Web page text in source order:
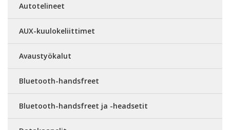
Autotelineet
AUX-kuulokeliittimet
Avaustyökalut
Bluetooth-handsfreet
Bluetooth-handsfreet ja -headsetit